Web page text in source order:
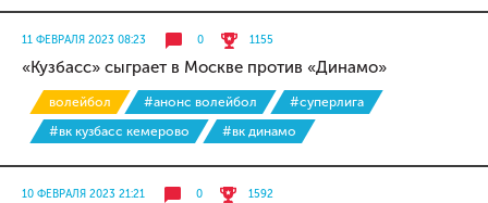
11 ФЕВРАЛЯ 2023 08:23 0 1155
«Кузбасс» сыграет в Москве против «Динамо»
волейбол #анонс волейбол
#суперлига
#вк кузбасс кемерово
#вк динамо
10 ФЕВРАЛЯ 2023 21:21 0 1592